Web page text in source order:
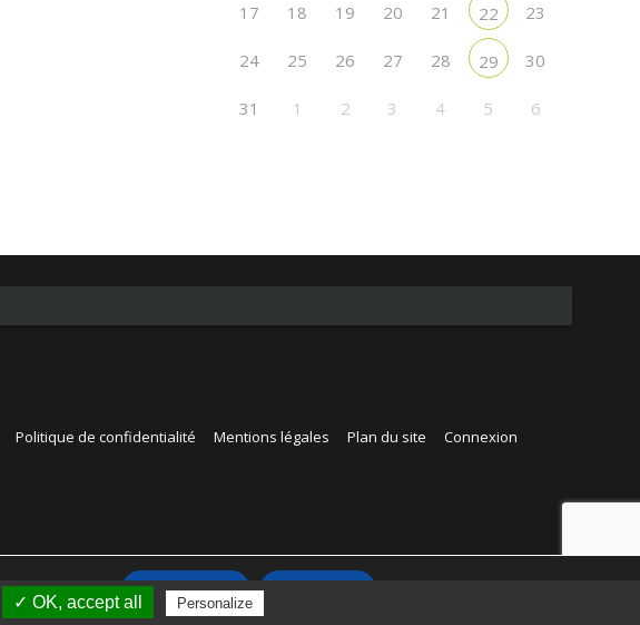
17 18 19 20 21 22 23
24 25 26 27 28 29 30
31 1 2 3 4 5 6
Politique de confidentialité Mentions légales Plan du site Connexion
réglages. Accepter
✓ OK, accept all Personalize